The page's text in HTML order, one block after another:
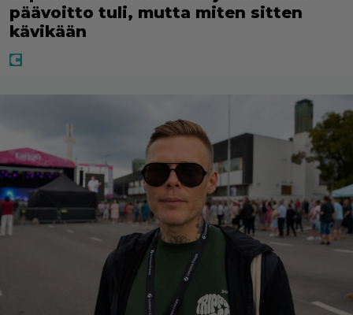
päävoitto tuli, mutta miten sitten
kävikään